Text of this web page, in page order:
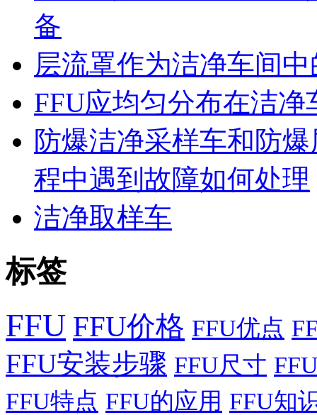
备
层流罩作为洁净车间
FFU应均匀分布在洁
防爆洁净采样车和防
程中遇到故障如何处理
洁净取样车
标签
FFU FFU价格 FFU优点
FFU安装步骤 FFU尺寸
FFU特点 FFU的应用 FFU知